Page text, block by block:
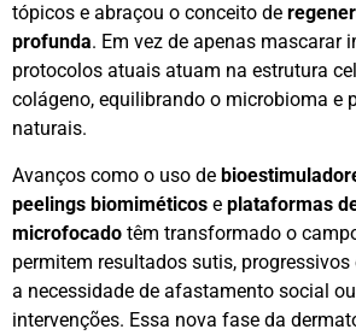
tópicos e abraçou o conceito de
profunda. Em vez de apenas mascarar
protocolos atuais atuam na estrutura
colágeno, equilibrando o microbioma e
naturais.
Avanços como o uso de
peelings biomiméticos e plataformas
microfocado têm transformado o
permitem resultados sutis,
a necessidade de afastamento social
intervenções. Essa nova fase da